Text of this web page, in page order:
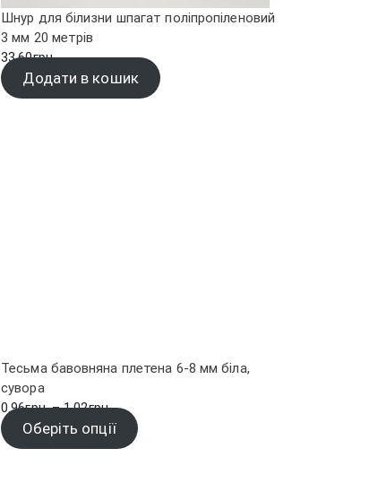
Шнур для білизни шпагат поліпропіленовий
3 мм 20 метрів
33.60грн.
Додати в кошик
Тесьма бавовняна плетена 6-8 мм біла,
сувора
0.96грн. – 1.02грн.Діапазон
цін:
від
Оберіть опції